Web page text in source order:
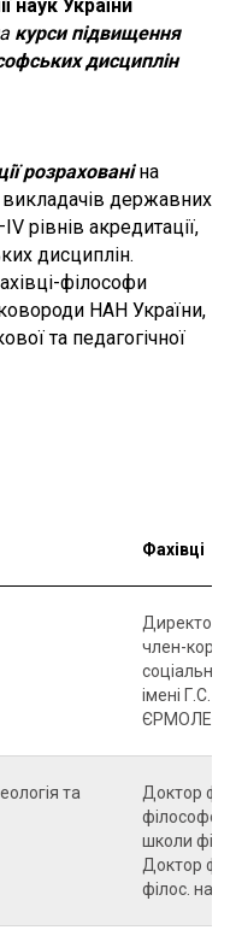
наук України
курси підвищення
дисциплін
розрахованіна
викладачів державних
рівнів акредитації,
дисциплін.
філософи
НАН України,
та педагогічної
Фахівці
Директор,
член-
соціальної
імені Г.С.
та
Доктор
школи
Доктор
філос.